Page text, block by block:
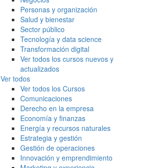
Personas y organización
Salud y bienestar
Sector público
Tecnología y data science
Transformación digital
Ver todos los cursos nuevos y
actualizados
Ver todos
Ver todos los Cursos
Comunicaciones
Derecho en la empresa
Economía y finanzas
Energía y recursos naturales
Estrategia y gestión
Gestión de operaciones
Innovación y emprendimiento